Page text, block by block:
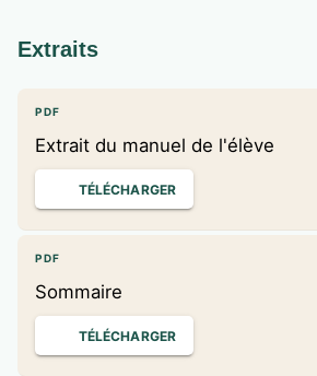
Extraits
PDF
Extrait du manuel de l'élève
TÉLÉCHARGER
PDF
Sommaire
TÉLÉCHARGER